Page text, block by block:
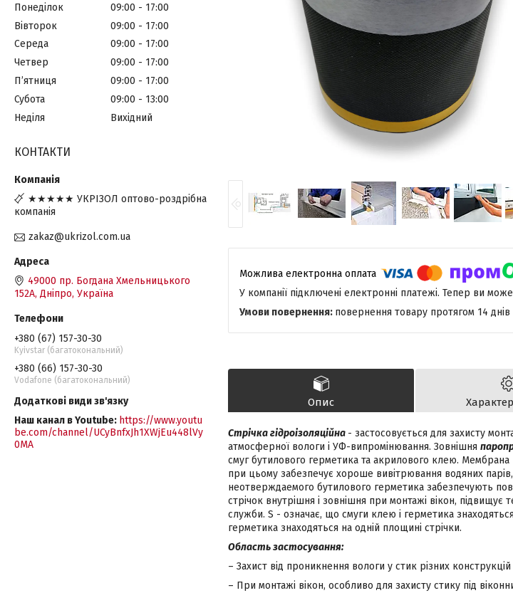
У компанії підключені електронні платежі. Тепер ви
повернення товару протягом 14 днів
Опис
Стрічка гідроізоляційна - застосовується для захисту
атмосферної вологи і УФ-випромінювання. Зовнішня
смуг бутилового герметика та акрилового клею.
при цьому забезпечує хороше вивітрювання водяних
неотверждаемого бутилового герметика забезпечують
стрічок внутрішня і зовнішня при монтажі вікон, підвищує
служби. S - означає, що смуги клею і герметика
герметика знаходяться на одній площині стрічки.
Область застосування:
– Захист від проникнення вологи у стик різних конструкцій
– При монтажі вікон, особливо для захисту стику під
Понеділок 09:00
17:00
Вівторок
09:00
17:00
Середа
09:00
17:00
Четвер
09:00
17:00
Пʼятниця
09:00
17:00
Субота
09:00
13:00
Неділя
Вихідний
КОНТАКТИ
★★★★★ УКРІЗОЛ оптово-роздрібна
компанія
zakaz@ukrizol.com.ua
49000 пр. Богдана Хмельницького
152А, Дніпро, Україна
+380 (67) 157-30-30
Kyivstar (багатокональний)
+380 (66) 157-30-30
Vodafone (багатокональний)
Наш канал в Youtube https://www.youtu
be.com/channel/UCyBnfxJh1XWjEu448lVy
0MA